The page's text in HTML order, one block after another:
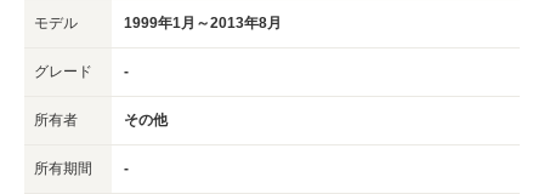
モデル 1999年1月～2013年8月
グレード -
所有者 その他
所有期間 -